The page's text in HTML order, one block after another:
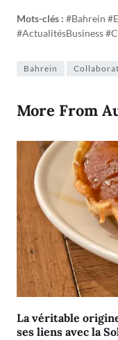
Mots-clés : #Bahrein
#ActualitésBusiness
Bahrein
More From
La véritable
ses liens avec la